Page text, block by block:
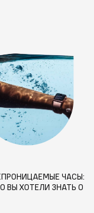
ЧАСЫ:
ВЫ ХОТЕЛИ ЗНАТЬ О